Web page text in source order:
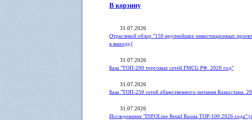
В корзину
31.07.2026
Отраслевой обзор "150 крупнейших инвестиционных
к выходу)
31.07.2026
База "ТОП-200 торговых сетей FMCG РФ. 2026 год"
31.07.2026
База "ТОП-250 сетей общественного питания Казахстана.
31.07.2026
Исследование "INFOLine Retail Russia ТOP-100 2026 года"